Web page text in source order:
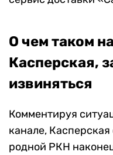
О чем таком
Касперская,
извиняться
Комментируя
канале,
родной РКН